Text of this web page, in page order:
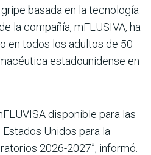
basada en la tecnología
la compañía, mFLUSIVA, ha
en todos los adultos de 50
estadounidense en
disponible para las
Unidos para la
2026-2027”, informó.